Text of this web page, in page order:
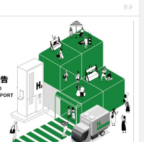
更多